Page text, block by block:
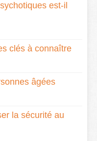
est-il
clés à connaître
âgées
la sécurité au